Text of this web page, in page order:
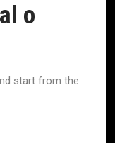
o
start from the